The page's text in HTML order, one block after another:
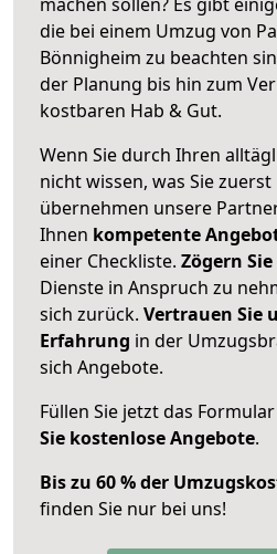
die bei einem Umzug von
Bönnigheim zu beachten
der Planung bis hin zum
kostbaren Hab & Gut.
Wenn Sie durch Ihren
nicht wissen, was Sie
übernehmen unsere
Ihnen kompetente
einer Checkliste. Zögern
Dienste in Anspruch zu
sich zurück. Vertrauen Sie
Erfahrung in der
sich Angebote.
Füllen Sie jetzt das
Sie kostenlose Angebote.
Bis zu 60 % der
finden Sie nur bei uns!